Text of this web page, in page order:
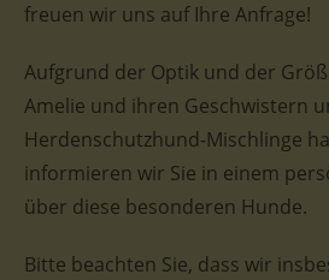
freuen wir uns auf Ihre Anfrage!
Aufgrund der Optik und der
Amelie und ihren Geschwistern
Herdenschutzhund-Mischlinge
informieren wir Sie in einem
über diese besonderen Hunde.
Bitte beachten Sie, dass wir